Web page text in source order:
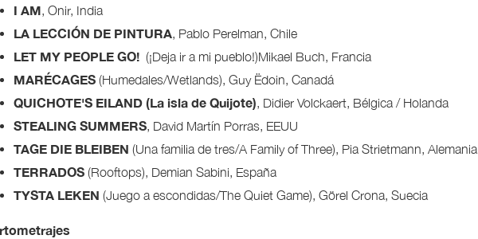
I AM, Onir, India
LA LECCIÓN DE PINTURA, Pablo Perelman, Chile
LET MY PEOPLE GO!(¡Deja ir a mi pueblo!)Mikael Buch, Francia
MARÉCAGES(Humedales/Wetlands), Guy Ëdoin, Canadá
QUICHOTE'S EILAND (La isla de Quijote), Didier Volckaert, Bélgica / Holanda
STEALING SUMMERS, David Martín Porras, EEUU
TAGE DIE BLEIBEN (Una familia de tres/A Family of Three), Pia Strietmann, Alemania
TERRADOS(Rooftops), Demian Sabini, España
TYSTA LEKEN (Juego a escondidas/The Quiet Game), Görel Crona, Suecia